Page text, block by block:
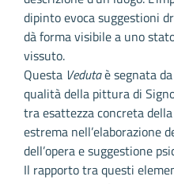
dipinto evoca suggestioni
dà forma visibile a uno
vissuto.
Questa Vedutaè segnata
qualità della pittura di
tra esattezza concreta
estrema nell’elaborazione
dell’opera e suggestione
Il rapporto tra questi